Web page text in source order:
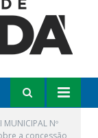
MUNICIPAL Nº
a concessão